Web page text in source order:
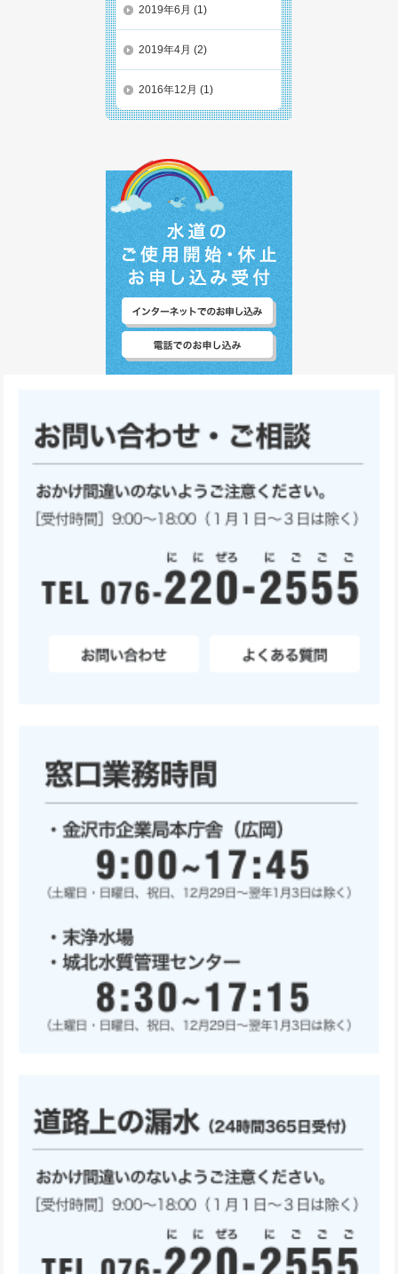
2019年6月 (1)
2019年4月 (2)
2016年12月 (1)